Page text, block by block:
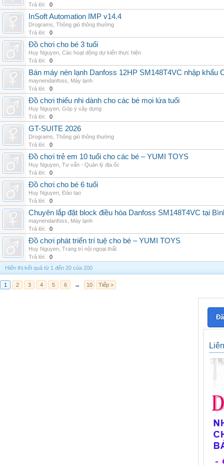
Trả lời:
0
InSoft Automation IMP v14.4
Drograms Thông gió thông thường
Trả lời:
0
Đồ chơi cho bé 3 tuổi
Huy Nguyen Các hoạt động dự kiến thực hiện
Trả lời:
0
Bán máy nén lạnh Danfoss 12HP SM148T4VC nhập khẩu
maynendanfoss
Máy lạnh
Trả lời:
0
Đồ chơi thiếu nhi dành cho các bé mọi lứa tuổi
Huy Nguyen Góp ý xây dựng
Trả lời:
0
GT-SUITE 2026
Drograms Thông gió thông thường
Trả lời:
0
Đồ chơi trẻ em 10 tuổi cho các bé – YUMI TOYS
Huy Nguyen Tư vấn - Quản lý địa ốc
Trả lời:
0
Đồ chơi cho bé 6 tuổi
Huy Nguyen Đào tạo
Trả lời:
0
Chuyên lắp đặt block điều hòa Danfoss SM148T4VC tại
maynendanfoss
Máy lạnh
Trả lời:
0
Đồ chơi phát triển trí tuệ cho bé – YUMI TOYS
Huy Nguyen Trang trí nội ngoại thất
Trả lời:
0
Hiển thị kết quả từ 1 đến 20 của 200
1 2 3 4 5 6 → 10 Tiếp >